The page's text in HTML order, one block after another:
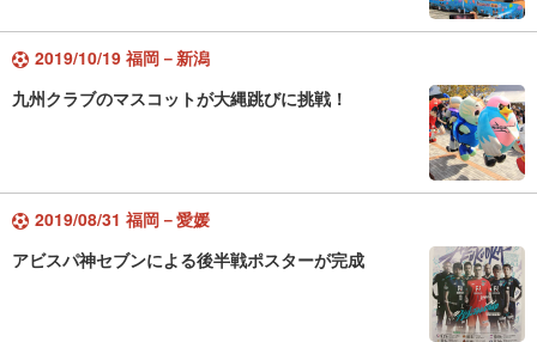
2019/10/19 福岡－新潟
九州クラブのマスコットが大縄跳びに挑戦！
2019/08/31 福岡－愛媛
アビスパ神セブンによる後半戦ポスターが完成